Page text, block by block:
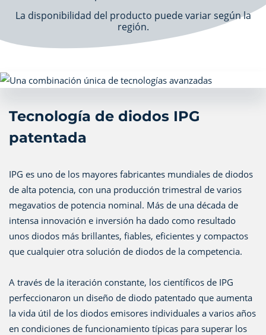
La disponibilidad del producto puede variar según la
región.
Tecnología de diodos IPG
patentada
IPG es uno de los mayores fabricantes mundiales de diodos
de alta potencia, con una producción trimestral de varios
megavatios de potencia nominal. Más de una década de
intensa innovación e inversión ha dado como resultado
unos diodos más brillantes, fiables, eficientes y compactos
que cualquier otra solución de diodos de la competencia.
A través de la iteración constante, los científicos de IPG
perfeccionaron un diseño de diodo patentado que aumenta
la vida útil de los diodos emisores individuales a varios años
en condiciones de funcionamiento típicas para superar los